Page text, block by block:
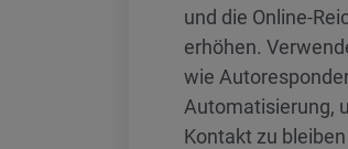
und die Online-
erhöhen.
wie
Automatisierung,
Kontakt zu